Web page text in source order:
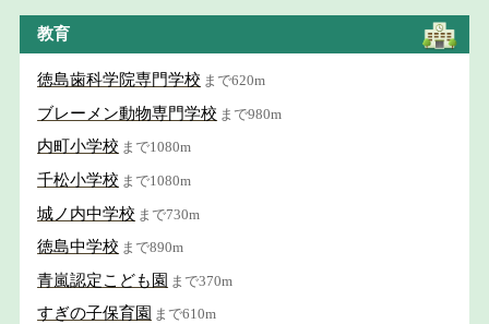
教育
徳島歯科学院専門学校 まで620m
ブレーメン動物専門学校 まで980m
内町小学校 まで1080m
千松小学校 まで1080m
城ノ内中学校 まで730m
徳島中学校 まで890m
青嵐認定こども園 まで370m
すぎの子保育園 まで610m